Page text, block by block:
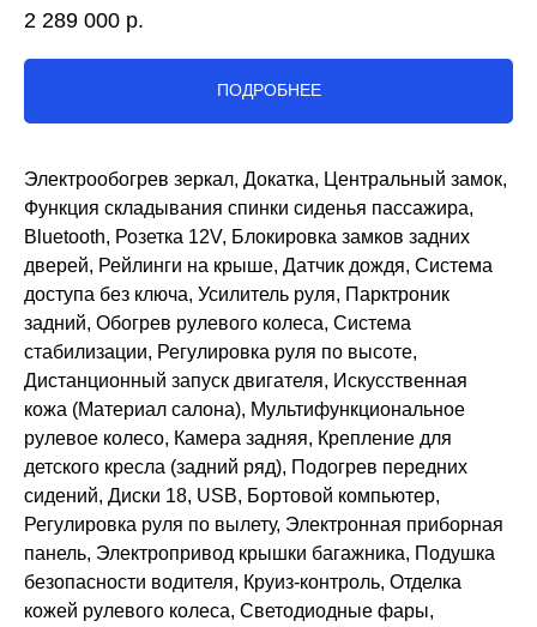
2 289 000 р.
ПОДРОБНЕЕ
Электрообогрев зеркал, Докатка, Центральный замок,
Функция складывания спинки сиденья пассажира,
Bluetooth, Розетка 12V, Блокировка замков задних
дверей, Рейлинги на крыше, Датчик дождя, Система
доступа без ключа, Усилитель руля, Парктроник
задний, Обогрев рулевого колеса, Система
стабилизации, Регулировка руля по высоте,
Дистанционный запуск двигателя, Искусственная
кожа (Материал салона), Мультифункциональное
рулевое колесо, Камера задняя, Крепление для
детского кресла (задний ряд), Подогрев передних
сидений, Диски 18, USB, Бортовой компьютер,
Регулировка руля по вылету, Электронная приборная
панель, Электропривод крышки багажника, Подушка
безопасности водителя, Круиз-контроль, Отделка
кожей рулевого колеса, Светодиодные фары,